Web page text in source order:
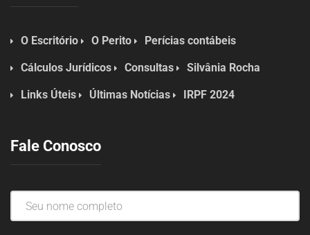
O Escritório O Perito Perícias contábeis
Cálculos Jurídicos Consultas Silvânia Rocha
Links Úteis Últimas Notícias IRPF 2024
Fale Conosco